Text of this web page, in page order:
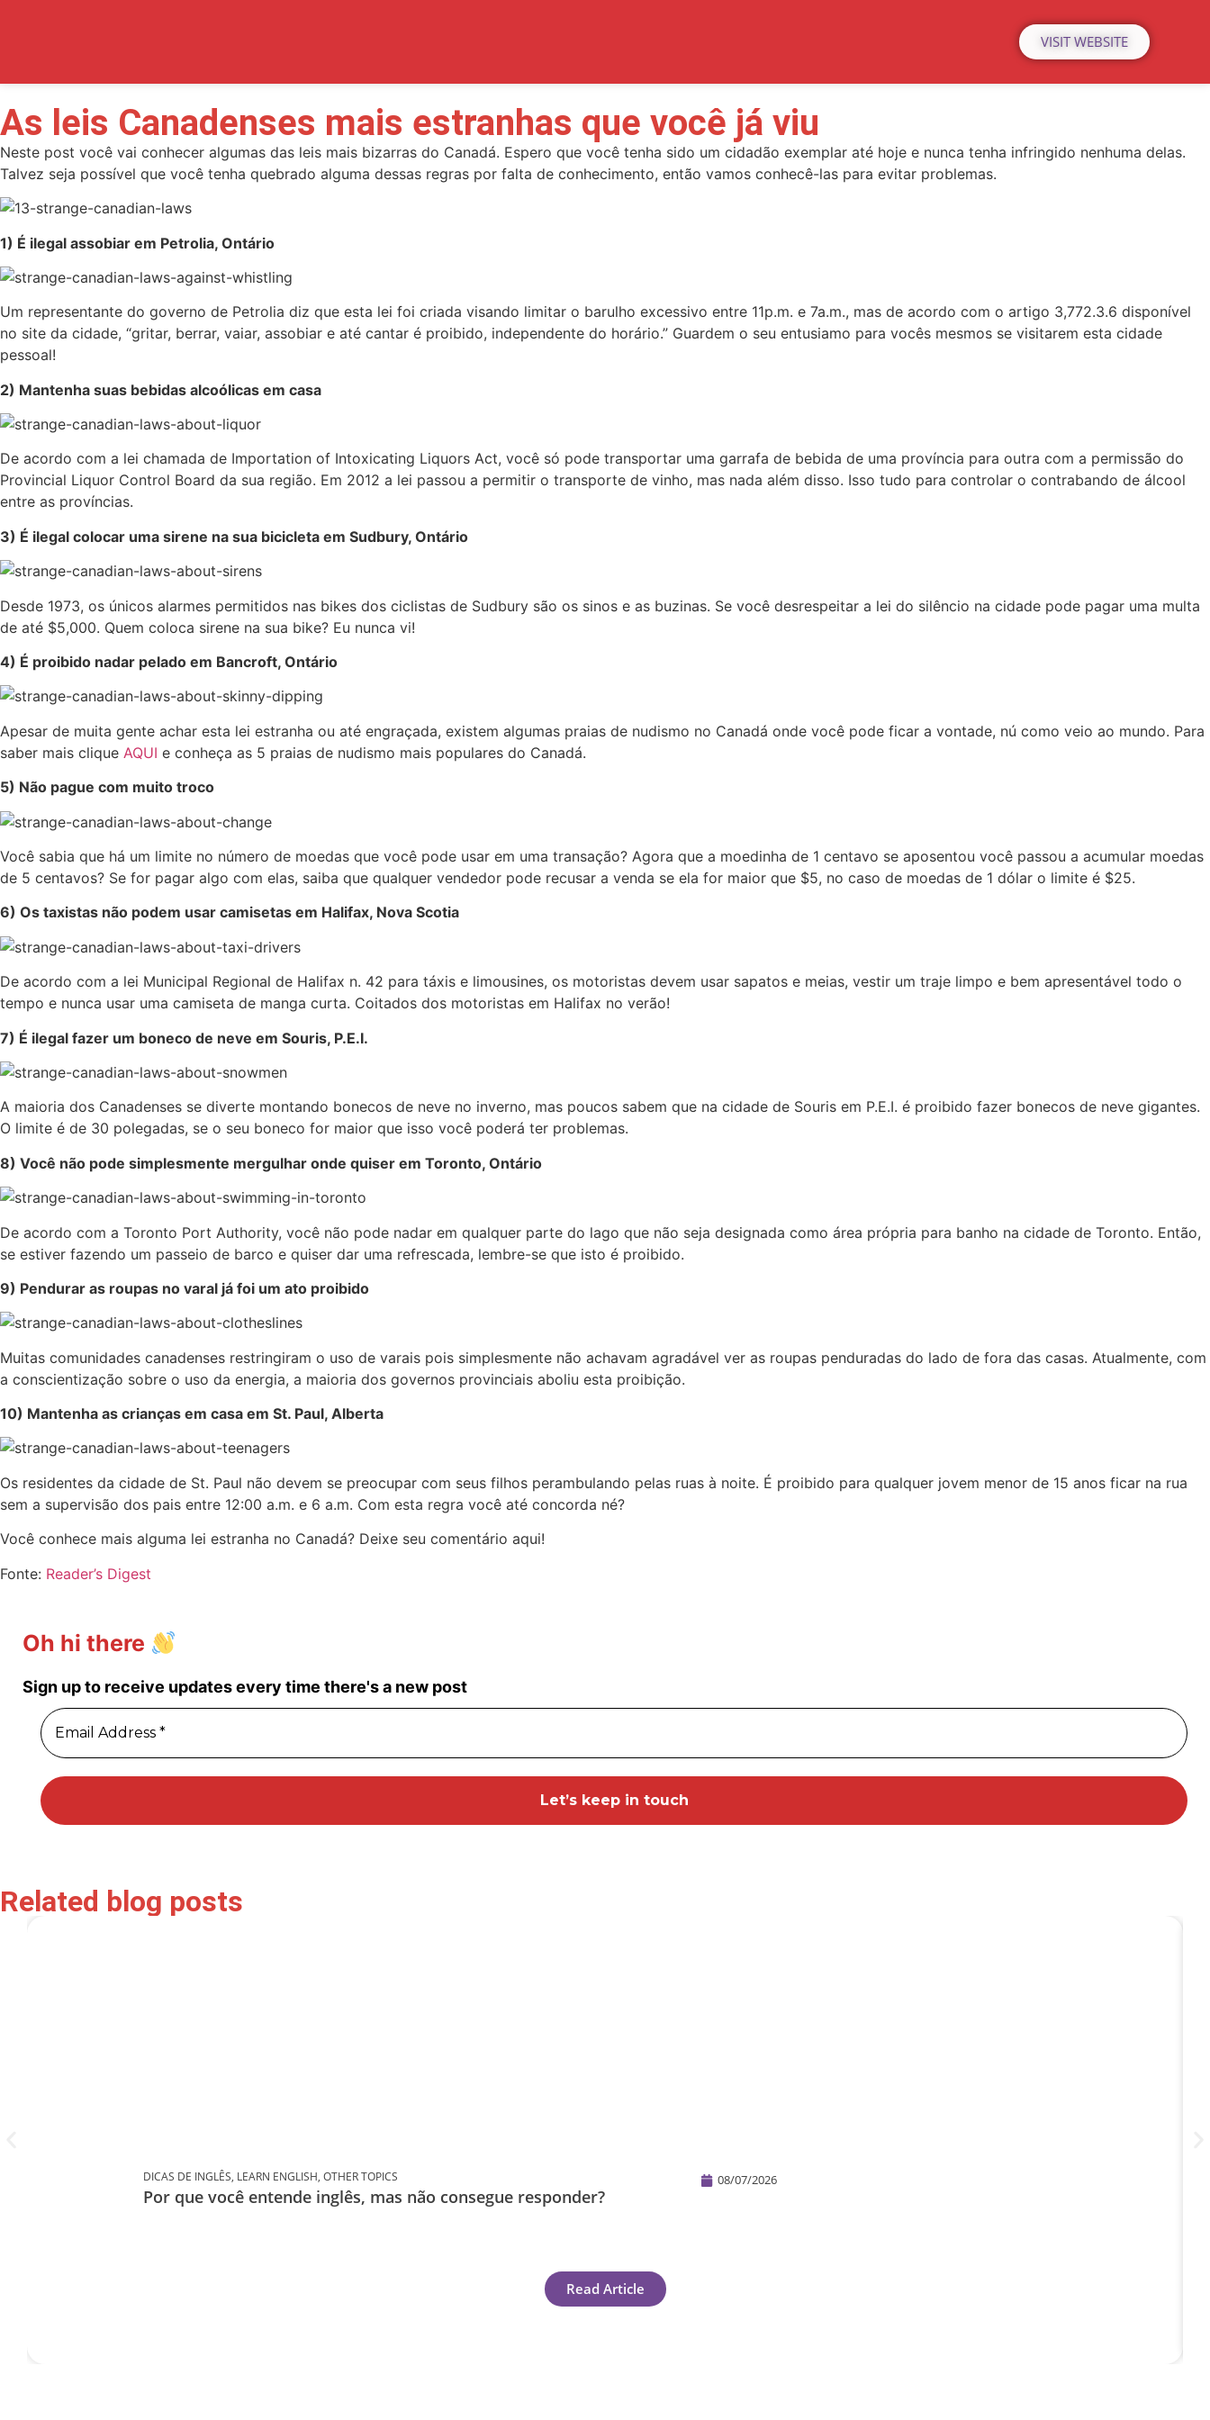
VISIT WEBSITE
As leis Canadenses mais estranhas que você já viu
Neste post você vai conhecer algumas das leis mais bizarras do Canadá. Espero que você tenha sido um cidadão exemplar até hoje e nunca tenha infringido nenhuma delas.
Talvez seja possível que você tenha quebrado alguma dessas regras por falta de conhecimento, então vamos conhecê-las para evitar problemas.
1) É ilegal assobiar em Petrolia, Ontário
Um representante do governo de Petrolia diz que esta lei foi criada visando limitar o barulho excessivo entre 11p.m. e 7a.m., mas de acordo com o artigo 3,772.3.6 disponível
no site da cidade, “gritar, berrar, vaiar, assobiar e até cantar é proibido, independente do horário.” Guardem o seu entusiamo para vocês mesmos se visitarem esta cidade
pessoal!
2) Mantenha suas bebidas alcoólicas em casa
De acordo com a lei chamada de Importation of Intoxicating Liquors Act, você só pode transportar uma garrafa de bebida de uma província para outra com a permissão do
Provincial Liquor Control Board da sua região. Em 2012 a lei passou a permitir o transporte de vinho, mas nada além disso. Isso tudo para controlar o contrabando de álcool
entre as províncias.
3) É ilegal colocar uma sirene na sua bicicleta em Sudbury, Ontário
Desde 1973, os únicos alarmes permitidos nas bikes dos ciclistas de Sudbury são os sinos e as buzinas. Se você desrespeitar a lei do silêncio na cidade pode pagar uma multa
de até $5,000. Quem coloca sirene na sua bike? Eu nunca vi!
4) É proibido nadar pelado em Bancroft, Ontário
Apesar de muita gente achar esta lei estranha ou até engraçada, existem algumas praias de nudismo no Canadá onde você pode ficar a vontade, nú como veio ao mundo. Para
saber mais clique AQUI e conheça as 5 praias de nudismo mais populares do Canadá.
5) Não pague com muito troco
Você sabia que há um limite no número de moedas que você pode usar em uma transação? Agora que a moedinha de 1 centavo se aposentou você passou a acumular moedas
de 5 centavos? Se for pagar algo com elas, saiba que qualquer vendedor pode recusar a venda se ela for maior que $5, no caso de moedas de 1 dólar o limite é $25.
6) Os taxistas não podem usar camisetas em Halifax, Nova Scotia
De acordo com a lei Municipal Regional de Halifax n. 42 para táxis e limousines, os motoristas devem usar sapatos e meias, vestir um traje limpo e bem apresentável todo o
tempo e nunca usar uma camiseta de manga curta. Coitados dos motoristas em Halifax no verão!
7) É ilegal fazer um boneco de neve em Souris, P.E.I.
A maioria dos Canadenses se diverte montando bonecos de neve no inverno, mas poucos sabem que na cidade de Souris em P.E.I. é proibido fazer bonecos de neve gigantes.
O limite é de 30 polegadas, se o seu boneco for maior que isso você poderá ter problemas.
8) Você não pode simplesmente mergulhar onde quiser em Toronto, Ontário
De acordo com a Toronto Port Authority, você não pode nadar em qualquer parte do lago que não seja designada como área própria para banho na cidade de Toronto. Então,
se estiver fazendo um passeio de barco e quiser dar uma refrescada, lembre-se que isto é proibido.
9) Pendurar as roupas no varal já foi um ato proibido
Muitas comunidades canadenses restringiram o uso de varais pois simplesmente não achavam agradável ver as roupas penduradas do lado de fora das casas. Atualmente, com
a conscientização sobre o uso da energia, a maioria dos governos provinciais aboliu esta proibição.
10) Mantenha as crianças em casa em St. Paul, Alberta
Os residentes da cidade de St. Paul não devem se preocupar com seus filhos perambulando pelas ruas à noite. É proibido para qualquer jovem menor de 15 anos ficar na rua
sem a supervisão dos pais entre 12:00 a.m. e 6 a.m. Com esta regra você até concorda né?
Você conhece mais alguma lei estranha no Canadá? Deixe seu comentário aqui!
Fonte: Reader’s Digest
Oh hi there
Sign up to receive updates every time there's a new post
Related blog posts
DICAS DE INGLÊS, LEARN ENGLISH, OTHER TOPICS 08/07/2026
Por que você entende inglês, mas não consegue responder?
Read Article